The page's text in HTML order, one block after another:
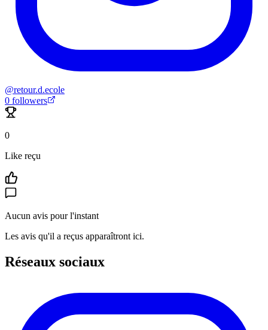
@retour.d.ecole
0 followers
0
Like reçu
Aucun avis pour l'instant
Les avis qu'il a reçus apparaîtront ici.
Réseaux sociaux